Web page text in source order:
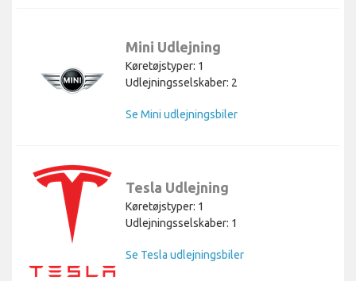
Mini Udlejning
Køretøjstyper: 1
Udlejningsselskaber: 2
Se Mini udlejningsbiler
Tesla Udlejning
Køretøjstyper: 1
Udlejningsselskaber: 1
Se Tesla udlejningsbiler